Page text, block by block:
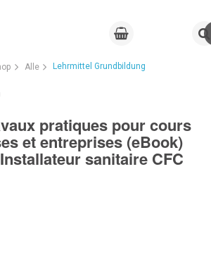
Alle Lehrmittel Grundbildung
pratiques pour cours
et entreprises (eBook)
sanitaire CFC